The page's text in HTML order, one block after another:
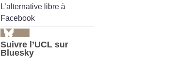
L’alternative libre à
Facebook
Suivre l’UCL sur
Bluesky